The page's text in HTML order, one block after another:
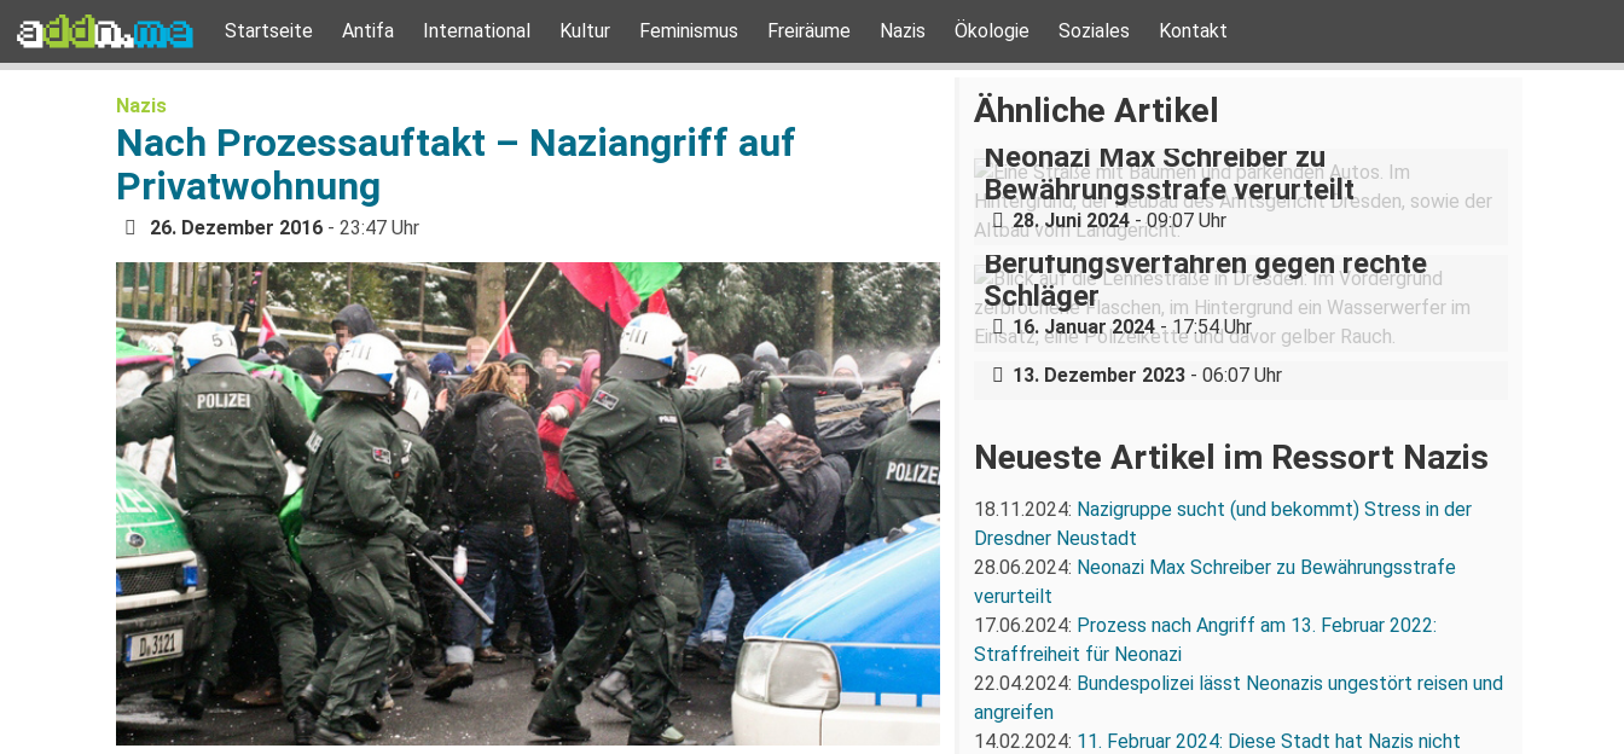
Startseite Antifa International Kultur Feminismus Freiräume Nazis Ökologie Soziales Kontakt
Nazis
Nach Prozessauftakt – Naziangriff auf
Privatwohnung
26. Dezember 2016 - 23:47 Uhr
Ähnliche Artikel
Neonazi Max Schreiber zu
Bewährungsstrafe verurteilt
28. Juni 2024- 09:07 Uhr
Berufungsverfahren gegen rechte
Schläger
16. Januar 2024- 17:54 Uhr
Erste Verurteilung einer Klimaaktivistin
der Letzten Generation in Dresden
13. Dezember 2023- 06:07 Uhr
Neueste Artikel im Ressort Nazis
18.11.2024: Nazigruppe sucht (und bekommt) Stress in der
Dresdner Neustadt
28.06.2024: Neonazi Max Schreiber zu Bewährungsstrafe
verurteilt
17.06.2024: Prozess nach Angriff am 13. Februar 2022:
Straffreiheit für Neonazi
22.04.2024: Bundespolizei lässt Neonazis ungestört reisen und
angreifen
14.02.2024: 11. Februar 2024: Diese Stadt hat Nazis nicht